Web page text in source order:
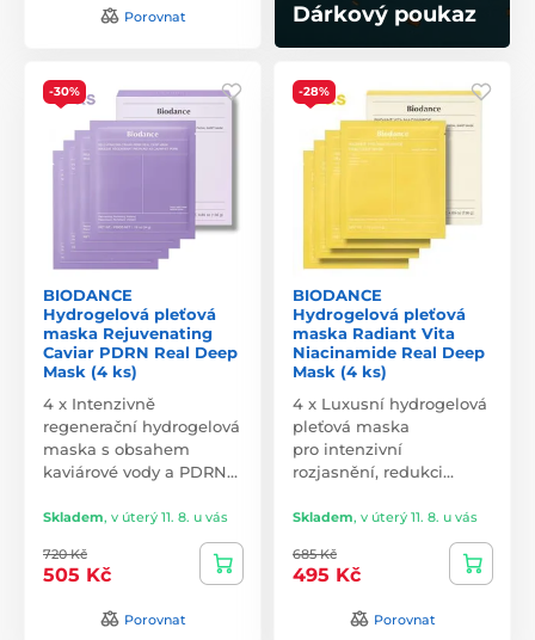
Porovnat Dárkový poukaz
-30%
BIODANCE
Hydrogelová pleťová
maska Rejuvenating
Caviar PDRN Real Deep
Mask (4 ks)
4 x Intenzivně
regenerační hydrogelová
maska s obsahem
kaviárové vody a PDRN…
Skladem, v úterý 11. 8. u vás
720 Kč
505 Kč
Porovnat
-28%
BIODANCE
Hydrogelová pleťová
maska Radiant Vita
Niacinamide Real Deep
Mask (4 ks)
4 x Luxusní hydrogelová
pleťová maska
pro intenzivní
rozjasnění, redukci…
Skladem, v úterý 11. 8. u vás
685 Kč
495 Kč
Porovnat